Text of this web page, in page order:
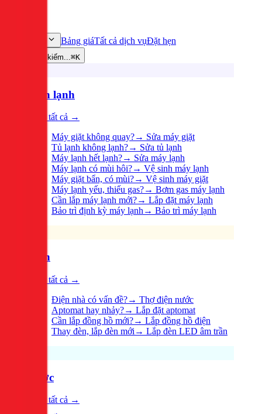
Bảng giáTất cả dịch vụĐặt hẹn
Tìm kiếm...⌘K
Điện lạnh
Xem tất cả →
Máy giặt không quay?→ Sửa máy giặt
Tủ lạnh không lạnh?→ Sửa tủ lạnh
Máy lạnh hết lạnh?→ Sửa máy lạnh
Máy lạnh có mùi hôi?→ Vệ sinh máy lạnh
Máy giặt bẩn, có mùi?→ Vệ sinh máy giặt
Máy lạnh yếu, thiếu gas?→ Bơm gas máy lạnh
Cần lắp máy lạnh mới?→ Lắp đặt máy lạnh
Bảo trì định kỳ máy lạnh→ Bảo trì máy lạnh
Điện
Xem tất cả →
Điện nhà có vấn đề?→ Thợ điện nước
Aptomat hay nhảy?→ Lắp đặt aptomat
Cần lắp đồng hồ mới?→ Lắp đồng hồ điện
Thay đèn, lắp đèn mới → Lắp đèn LED âm trần
Nước
Xem tất cả →